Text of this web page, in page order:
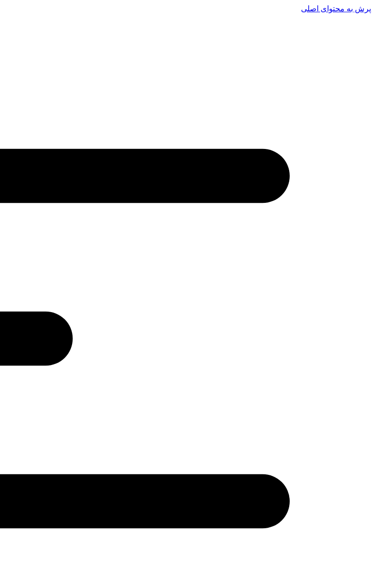
پرش به محتوای اصلی